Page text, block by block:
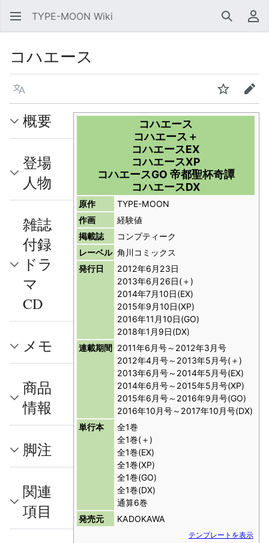
TYPE-MOON Wiki 検索 利
コハエース
言語 ウォッチ編集
コハエース
コハエース＋
コハエースEX
コハエースXP
コハエースGO 帝都聖杯奇譚
コハエースDX
原作
TYPE-MOON
作画
経験値
掲載誌
コンプティーク
レーベル 角川コミックス
発行日
2012年6月23日
2013年6月26日(＋)
2014年7月10日(EX)
2015年9月10日(XP)
2016年11月10日(GO)
2018年1月9日(DX)
連載期間 2011年6月号～2012年3月号
2012年4月号～2013年5月号(＋)
2013年6月号～2014年5月号(EX)
2014年6月号～2015年5月号(XP)
2015年6月号～2016年9月号(GO)
2016年10月号～2017年10月号(DX)
単行本
全1巻
全1巻(＋)
全1巻(EX)
全1巻(XP)
全1巻(GO)
全1巻(DX)
通算6巻
発売元
KADOKAWA
テンプレートを表示
概要
登場
人物
雑誌
付録
ドラ
マ
CD
メモ
商品
情報
脚注
関連
項目